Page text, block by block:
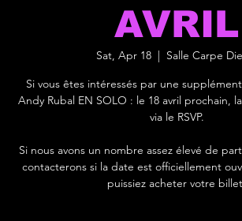
AVRIL
Sat, Apr 18
Salle Carpe
Si vous êtes intéressés par une
Andy Rubal EN SOLO : le 18 avril prochain,
via le RSVP.
Si nous avons un nombre assez élevé de
contacterons si la date est officiellement
puissiez acheter votre